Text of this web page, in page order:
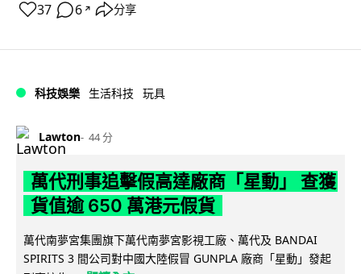
37 6 ↗ 分享
科技娛樂 生活科技 玩具
Lawton 44 分
萬代刑事追擊假高達廠商「星動」 查獲
貨值逾 650 萬港元假貨
萬代南夢宮集團旗下萬代南夢宮影視工廠、萬代及 BANDAI
SPIRITS 3 間公司對中國大陸假冒 GUNPLA 廠商「星動」發起